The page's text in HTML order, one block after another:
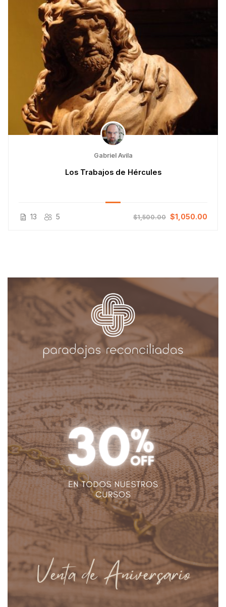
Gabriel Avila
Los Trabajos de Hércules
13 5 $1,500.00 $1,050.00